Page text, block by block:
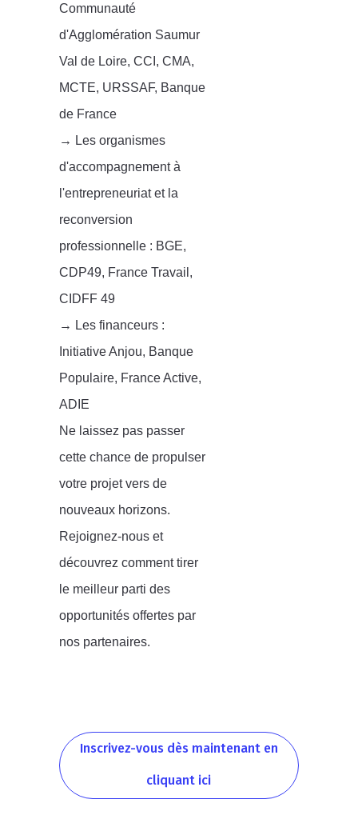
Communauté
d'Agglomération Saumur
Val de Loire, CCI, CMA,
MCTE, URSSAF, Banque
de France
→ Les organismes
d'accompagnement à
l'entrepreneuriat et la
reconversion
professionnelle : BGE,
CDP49, France Travail,
CIDFF 49
→ Les financeurs :
Initiative Anjou, Banque
Populaire, France Active,
ADIE
Ne laissez pas passer
cette chance de propulser
votre projet vers de
nouveaux horizons.
Rejoignez-nous et
découvrez comment tirer
le meilleur parti des
opportunités offertes par
nos partenaires.
Inscrivez-vous dès maintenant en
cliquant ici